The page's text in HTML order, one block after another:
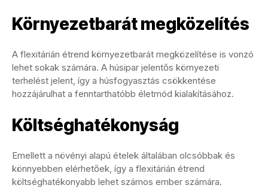
Környezetbarát megközelítés
A flexitárián étrend környezetbarát megközelítése is vonzó
lehet sokak számára. A húsipar jelentős környezeti
terhelést jelent, így a húsfogyasztás csökkentése
hozzájárulhat a fenntarthatóbb életmód kialakításához.
Költséghatékonyság
Emellett a növényi alapú ételek általában olcsóbbak és
könnyebben elérhetőek, így a flexitárián étrend
költséghatékonyabb lehet számos ember számára.